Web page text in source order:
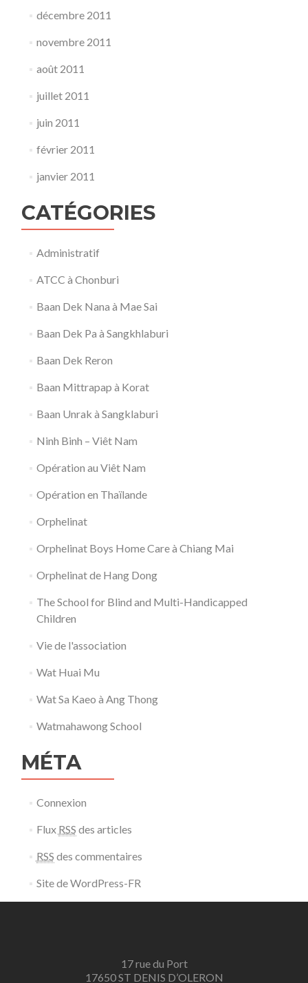
décembre 2011
novembre 2011
août 2011
juillet 2011
juin 2011
février 2011
janvier 2011
CATÉGORIES
Administratif
ATCC à Chonburi
Baan Dek Nana à Mae Sai
Baan Dek Pa à Sangkhlaburi
Baan Dek Reron
Baan Mittrapap à Korat
Baan Unrak à Sangklaburi
Ninh Binh – Viêt Nam
Opération au Viêt Nam
Opération en Thaïlande
Orphelinat
Orphelinat Boys Home Care à Chiang Mai
Orphelinat de Hang Dong
The School for Blind and Multi-Handicapped
Children
Vie de l'association
Wat Huai Mu
Wat Sa Kaeo à Ang Thong
Watmahawong School
MÉTA
Connexion
Flux RSS des articles
RSS des commentaires
Site de WordPress-FR
17 rue du Port
17650 ST DENIS D’OLERON